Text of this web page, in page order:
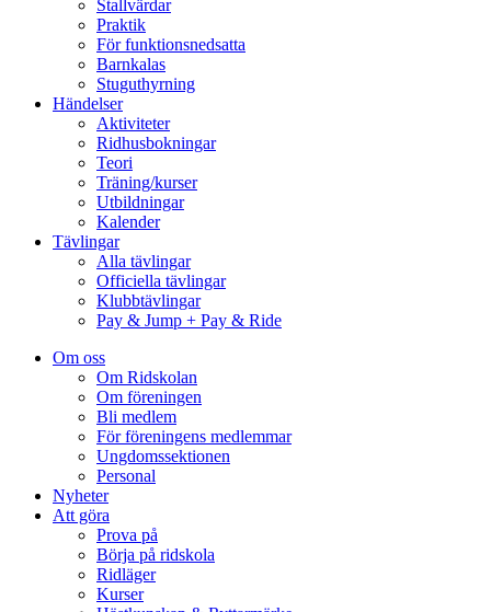
Stallvärdar
Praktik
För funktionsnedsatta
Barnkalas
Stuguthyrning
Händelser
Aktiviteter
Ridhusbokningar
Teori
Träning/kurser
Utbildningar
Kalender
Tävlingar
Alla tävlingar
Officiella tävlingar
Klubbtävlingar
Pay & Jump + Pay & Ride
Om oss
Om Ridskolan
Om föreningen
Bli medlem
För föreningens medlemmar
Ungdomssektionen
Personal
Nyheter
Att göra
Prova på
Börja på ridskola
Ridläger
Kurser